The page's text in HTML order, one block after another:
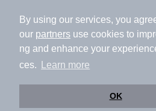
By using our services, you
our partners use cookies to
ng and enhance your
ces.
Learn more
OK
加盟店募集（資料請求）
利用規約
ライフスタイル
特定商取引法に基づく表記
運営会社